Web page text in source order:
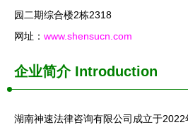
园二期综合楼2栋2318
网址： www.shensucn.com
企业简介Introduction
湖南神速法律咨询有限公司成立于